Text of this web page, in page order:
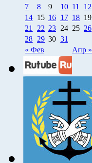
« Фев Апр »
7
8 9 10 11 12
14 15 16 17 18 19
21
22 23 24 25 26
28 29 30 31